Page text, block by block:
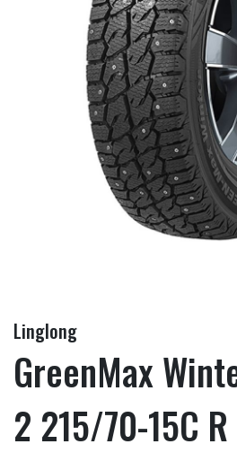
Linglong
GreenMax
2 215/70-15C R